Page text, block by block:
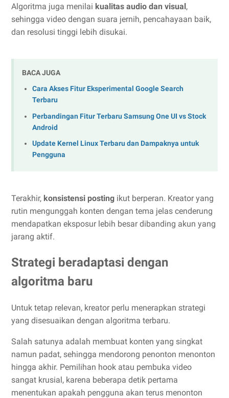
Algoritma juga menilai kualitas audio dan visual ,
sehingga video dengan suara jernih, pencahayaan baik,
dan resolusi tinggi lebih disukai.
BACA JUGA
Cara Akses Fitur Eksperimental Google Search
Terbaru
Perbandingan Fitur Terbaru Samsung One UI vs Stock
Android
Update Kernel Linux Terbaru dan Dampaknya untuk
Pengguna
Terakhir, konsistensi posting ikut berperan. Kreator yang
rutin mengunggah konten dengan tema jelas cenderung
mendapatkan eksposur lebih besar dibanding akun yang
jarang aktif.
Strategi beradaptasi dengan
algoritma baru
Untuk tetap relevan, kreator perlu menerapkan strategi
yang disesuaikan dengan algoritma terbaru.
Salah satunya adalah membuat konten yang singkat
namun padat, sehingga mendorong penonton menonton
hingga akhir. Pemilihan hook atau pembuka video
sangat krusial, karena beberapa detik pertama
menentukan apakah pengguna akan terus menonton